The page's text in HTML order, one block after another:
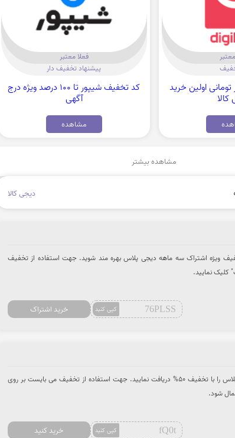
100 هزار تومانی اولین خرید
فعلا معتبر
پیشنهاد تخفیف دار
کد تخفیف شیپور تا 100 درصد ویژه درج
آگهی
مشاهده
مشاهده بیشتر
دیجی کالا
کد تخفیف میتوانید تا 50 درصد تخفیف ویژه اشتراک سه ماهه دیجی پلاس بهره مند شوید. جهت استفاده از تخفیف
کلیک نمایید.
76PLSS کپی کنید خرید اشتراک
با وارد کردن کد تخفیف اشتراک یک ماهه دیجی پلاس را با تخفیف 50% دریافت نمایید. جهت استفاده از تخفیف می بایست بر روی
شود.
fQ0t کپی کنید خرید کنید